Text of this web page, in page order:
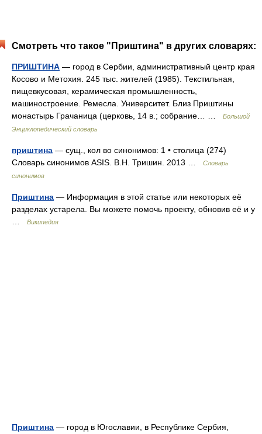
Смотреть что такое "Приштина" в других словарях:
ПРИШТИНА — город в Сербии, административный центр края
Косово и Метохия. 245 тыс. жителей (1985). Текстильная,
пищевкусовая, керамическая промышленность,
машиностроение. Ремесла. Университет. Близ Приштины
монастырь Грачаница (церковь, 14 в.; собрание… …
Большой
Энциклопедический словарь
приштина — сущ., кол во синонимов: 1 • столица (274)
Словарь синонимов ASIS. В.Н. Тришин. 2013 …
Словарь
синонимов
Приштина — Информация в этой статье или некоторых её
разделах устарела. Вы можете помочь проекту, обновив её и у
Википедия
Приштина — город в Югославии, в Республике Сербия,